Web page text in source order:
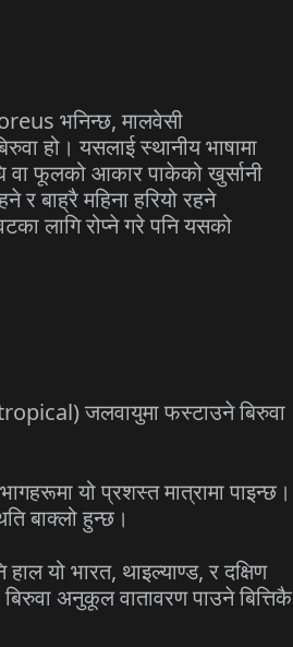
भनिन्छ, मालवेसी
हो। यसलाई स्थानीय भाषामा
फूलको आकार पाकेको खुर्सानी
र बाह्रै महिना हरियो रहने
लागि रोप्ने गरे पनि यसको
जलवायुमा फस्टाउने बिरुवा
यो प्रशस्त मात्रामा पाइन्छ।
बाक्लो हुन्छ।
यो भारत, थाइल्याण्ड, र दक्षिण
अनुकूल वातावरण पाउने बित्तिकै